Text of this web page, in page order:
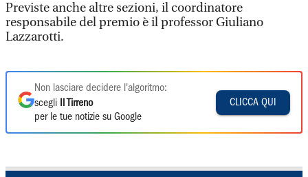
Previste anche altre sezioni, il coordinatore
responsabile del premio è il professor Giuliano
Lazzarotti.
Non lasciare decidere l'algoritmo:
scegli
Il Tirreno
per le tue notizie su Google
CLICCA QUI